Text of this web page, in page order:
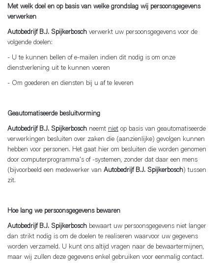
Met welk doel en op basis van welke grondslag wij persoonsgegevens
verwerken
Autobedrijf B.J. Spijkerbosch verwerkt uw persoonsgegevens voor de
volgende doelen:
- U te kunnen bellen of e-mailen indien dit nodig is om onze
dienstverlening uit te kunnen voeren
- Om goederen en diensten bij u af te leveren
Geautomatiseerde besluitvorming
Autobedrijf B.J. Spijkerbosch neemt niet op basis van geautomatiseerde
verwerkingen besluiten over zaken die (aanzienlijke) gevolgen kunnen
hebben voor personen. Het gaat hier om besluiten die worden genomen
door computerprogramma's of -systemen, zonder dat daar een mens
(bijvoorbeeld een medewerker van Autobedrijf B.J. Spijkerbosch) tussen
zit.
Hoe lang we persoonsgegevens bewaren
Autobedrijf B.J. Spijkerbosch bewaart uw persoonsgegevens niet langer
dan strikt nodig is om de doelen te realiseren waarvoor uw gegevens
worden verzameld. U kunt ons altijd vragen naar de bewaartermijnen,
maar wij zullen deze gegevens enkel gebruiken voor eenmalig contact.